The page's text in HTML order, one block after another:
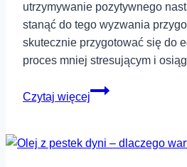
utrzymywanie pozytywnego
stanąć do tego wyzwania
skutecznie przygotować się do
proces mniej stresującym i
Czytaj więcej
Egzamin
z